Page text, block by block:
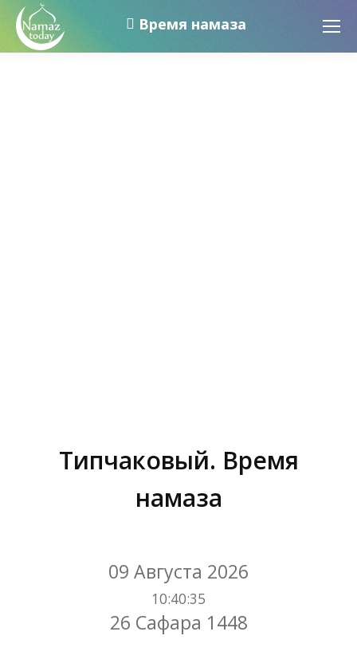
Время намаза
Типчаковый. Время
намаза
09 Августа 2026
10:40:35
26 Сафара 1448